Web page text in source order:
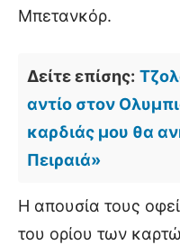
Μπετανκόρ.
Δείτε επίσης:
αντίο στον
καρδιάς μου θα
Πειραιά»
Η απουσία τους
του ορίου των